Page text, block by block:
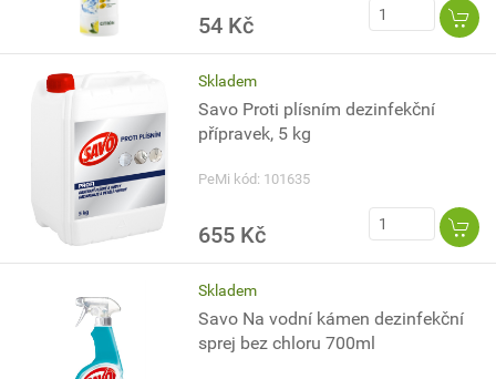
54 Kč
Skladem
Savo Proti plísním dezinfekční
přípravek, 5 kg
PeMi kód: 101635
655 Kč
Skladem
Savo Na vodní kámen dezinfekční
sprej bez chloru 700ml